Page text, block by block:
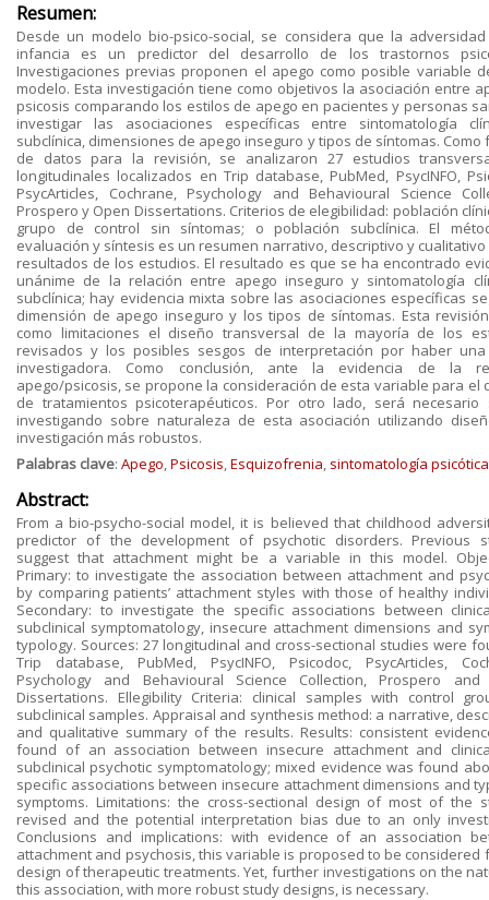
Resumen:
Desde un modelo bio-psico-social, se considera que la
infancia es un predictor del desarrollo de los trastornos
Investigaciones previas proponen el apego como posible variable
modelo. Esta investigación tiene como objetivos la asociación entre
psicosis comparando los estilos de apego en pacientes y personas
investigar las asociaciones específicas entre sintomatología
subclínica, dimensiones de apego inseguro y tipos de síntomas. Como
de datos para la revisión, se analizaron 27 estudios
longitudinales localizados en Trip database, PubMed, PsycINFO,
PsycArticles, Cochrane, Psychology and Behavioural Science
Prospero y Open Dissertations. Criterios de elegibilidad: población
grupo de control sin síntomas; o población subclínica. El
evaluación y síntesis es un resumen narrativo, descriptivo y cualitativo
resultados de los estudios. El resultado es que se ha encontrado
unánime de la relación entre apego inseguro y sintomatología
subclínica; hay evidencia mixta sobre las asociaciones específicas
dimensión de apego inseguro y los tipos de síntomas. Esta
como limitaciones el diseño transversal de la mayoría de los
revisados y los posibles sesgos de interpretación por haber
investigadora. Como conclusión, ante la evidencia de la
apego/psicosis, se propone la consideración de esta variable para el
de tratamientos psicoterapéuticos. Por otro lado, será necesario
investigando sobre naturaleza de esta asociación utilizando
investigación más robustos.
Palabras clave: Apego,Psicosis,Esquizofrenia, sintomatología psicótica
Abstract:
From a bio-psycho-social model, it is believed that childhood
predictor of the development of psychotic disorders. Previous
suggest that attachment might be a variable in this model.
Primary: to investigate the association between attachment and
by comparing patients’ attachment styles with those of healthy
Secondary: to investigate the specific associations between
subclinical symptomatology, insecure attachment dimensions and
typology. Sources: 27 longitudinal and cross-sectional studies were
Trip database, PubMed, PsycINFO, Psicodoc, PsycArticles,
Psychology and Behavioural Science Collection, Prospero and
Dissertations. Ellegibility Criteria: clinical samples with control
subclinical samples. Appraisal and synthesis method: a narrative,
and qualitative summary of the results. Results: consistent
found of an association between insecure attachment and
subclinical psychotic symptomatology; mixed evidence was found
specific associations between insecure attachment dimensions and
symptoms. Limitations: the cross-sectional design of most of the
revised and the potential interpretation bias due to an only
Conclusions and implications: with evidence of an association
attachment and psychosis, this variable is proposed to be considered
design of therapeutic treatments. Yet, further investigations on the
this association, with more robust study designs, is necessary.